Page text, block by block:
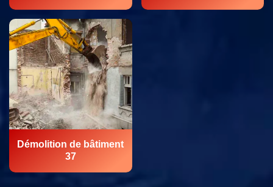
Démolition de bâtiment
37